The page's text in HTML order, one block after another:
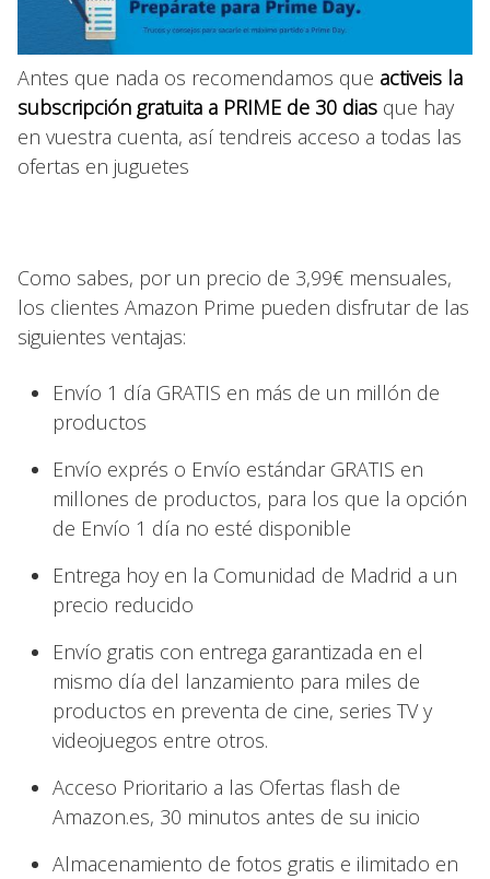
Antes que nada os recomendamos que activeis la
subscripción gratuita a PRIME de 30 dias que hay
en vuestra cuenta, así tendreis acceso a todas las
ofertas en juguetes
Como sabes, por un precio de 3,99€ mensuales,
los clientes Amazon Prime pueden disfrutar de las
siguientes ventajas:
Envío 1 día GRATIS en más de un millón de
productos
Envío exprés o Envío estándar GRATIS en
millones de productos, para los que la opción
de Envío 1 día no esté disponible
Entrega hoy en la Comunidad de Madrid a un
precio reducido
Envío gratis con entrega garantizada en el
mismo día del lanzamiento para miles de
productos en preventa de cine, series TV y
videojuegos entre otros.
Acceso Prioritario a las Ofertas flash de
Amazon.es, 30 minutos antes de su inicio
Almacenamiento de fotos gratis e ilimitado en